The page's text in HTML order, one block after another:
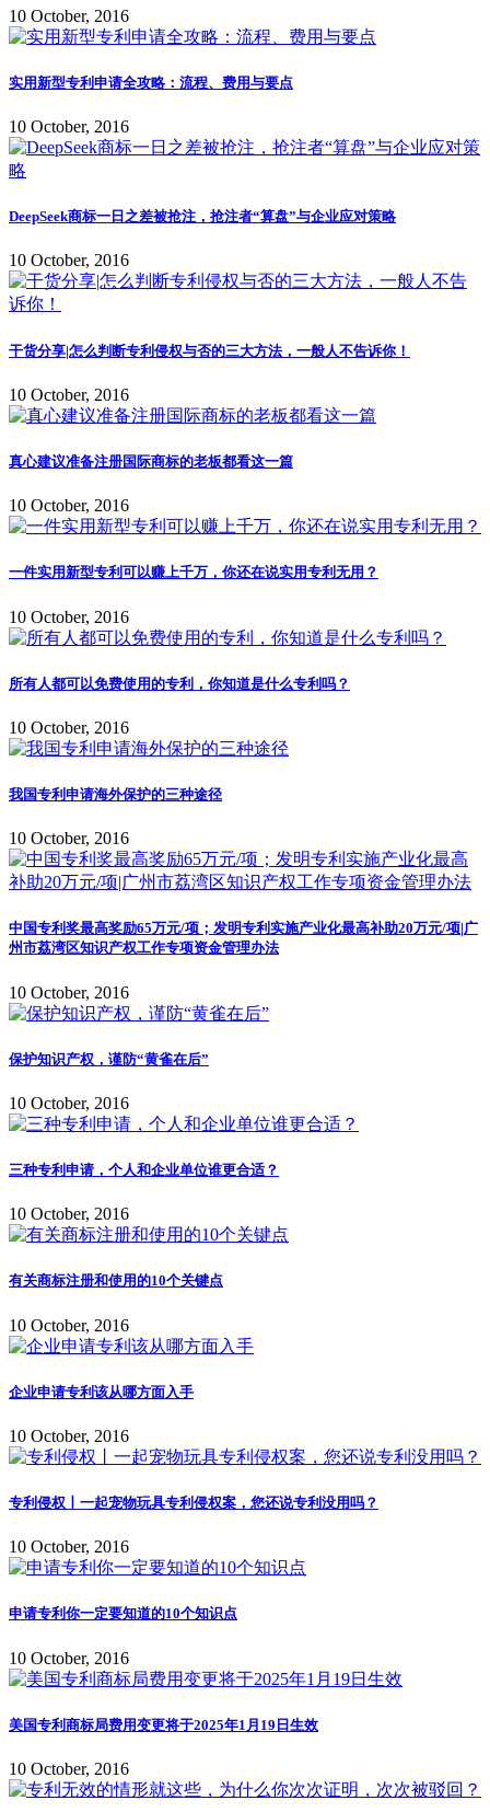
10 October, 2016
实用新型专利申请全攻略：流程、费用与要点
10 October, 2016
DeepSeek商标一日之差被抢注，抢注者“算盘”与企业应对策略
10 October, 2016
干货分享|怎么判断专利侵权与否的三大方法，一般人不告诉你！
10 October, 2016
真心建议准备注册国际商标的老板都看这一篇
10 October, 2016
一件实用新型专利可以赚上千万，你还在说实用专利无用？
10 October, 2016
所有人都可以免费使用的专利，你知道是什么专利吗？
10 October, 2016
我国专利申请海外保护的三种途径
10 October, 2016
中国专利奖最高奖励65万元/项；发明专利实施产业化最高补助20万元/项|广
州市荔湾区知识产权工作专项资金管理办法
10 October, 2016
保护知识产权，谨防“黄雀在后”
10 October, 2016
三种专利申请，个人和企业单位谁更合适？
10 October, 2016
有关商标注册和使用的10个关键点
10 October, 2016
企业申请专利该从哪方面入手
10 October, 2016
专利侵权丨一起宠物玩具专利侵权案，您还说专利没用吗？
10 October, 2016
申请专利你一定要知道的10个知识点
10 October, 2016
美国专利商标局费用变更将于2025年1月19日生效
10 October, 2016